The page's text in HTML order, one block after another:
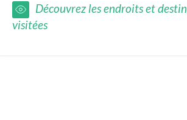
Découvrez les endroits et
visitées